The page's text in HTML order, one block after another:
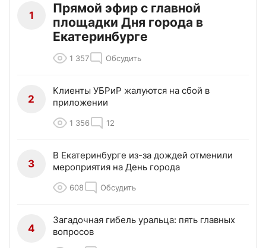
1
Прямой эфир с главной
площадки Дня города в
Екатеринбурге
1 357 Обсудить
2
Клиенты УБРиР жалуются на сбой в
приложении
1 356 12
3
В Екатеринбурге из-за дождей отменили
мероприятия на День города
608 Обсудить
4
Загадочная гибель уральца: пять главных
вопросов